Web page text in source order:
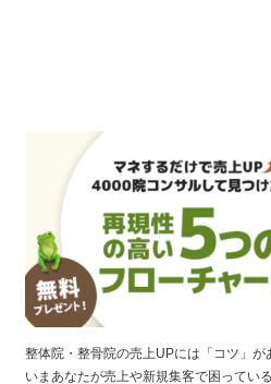
整体院・整骨院の売上UPには「コツ」が
いまあなたが売上や新規集客で困ってい